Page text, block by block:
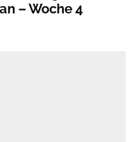
– Woche 4